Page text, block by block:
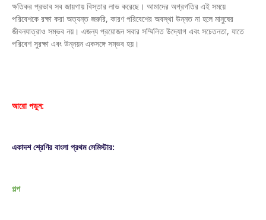
ক্ষতিকর প্রভাব সব জায়গায় বিস্তার লাভ করেছে। আমাদের অগ্রগতির এই সময়ে
পরিবেশকে রক্ষা করা অত্যন্ত জরুরি, কারণ পরিবেশের অবস্থা উন্নত না হলে মানুষের
জীবনযাত্রাও সম্ভব নয়। এজন্য প্রয়োজন সবার সম্মিলিত উদ্যোগ এবং সচেতনতা, যাতে
পরিবেশ সুরক্ষা এবং উন্নয়ন একসঙ্গে সম্ভব হয়।
আরো পড়ুন:
একাদশ শ্রেণির বাংলা প্রথম সেমিস্টার:
গল্প